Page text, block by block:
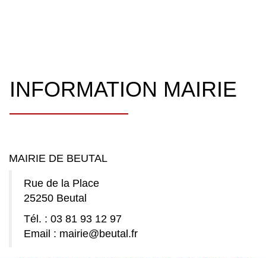
INFORMATION MAIRIE
MAIRIE DE BEUTAL
Rue de la Place
25250 Beutal
Tél. : 03 81 93 12 97
Email : mairie@beutal.fr